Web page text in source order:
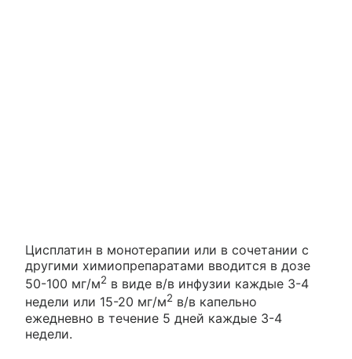
Цисплатин в монотерапии или в сочетании с
другими химиопрепаратами вводится в дозе
50-100 мг/м2 в виде в/в инфузии каждые 3-4
недели или 15-20 мг/м2 в/в капельно
ежедневно в течение 5 дней каждые 3-4
недели.